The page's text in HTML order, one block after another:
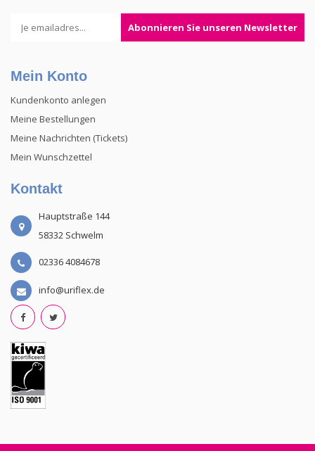
Abonnieren Sie unseren Newsletter
Mein Konto
Kundenkonto anlegen
Meine Bestellungen
Meine Nachrichten (Tickets)
Mein Wunschzettel
Kontakt
Hauptstraße 144
58332 Schwelm
02336 4084678
info@uriflex.de